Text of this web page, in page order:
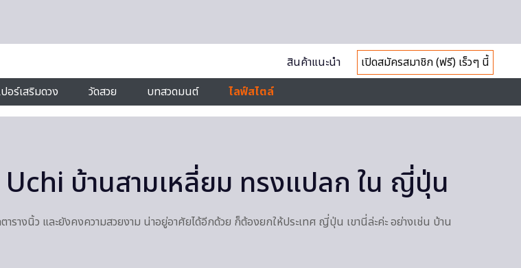
สินค้าแนะนำ
เปิดสมัครสมาชิก (ฟรี) เร็วๆ นี้
อร์เสริมดวง วัดสวย บทสวดมนต์ ไลฟ์สไตล์
บ้านสามเหลี่ยม ทรงแปลก ใน ญี่ปุ่น
งนิ้ว และยังคงความสวยงาม น่าอยู่อาศัยได้อีกด้วย ก็ต้องยกให้ประเทศ ญี่ปุ่น เขานี่ล่ะค่ะ อย่างเช่น บ้าน